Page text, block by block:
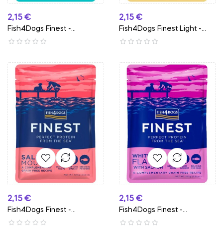
Preço
2,15 €
Fish4Dogs Finest -
Alimento...
Preço
2,15 €
Fish4Dogs Finest Light -...
Preço
2,15 €
Fish4Dogs Finest -
Alimento...
Preço
2,15 €
Fish4Dogs Finest -
Alimento...